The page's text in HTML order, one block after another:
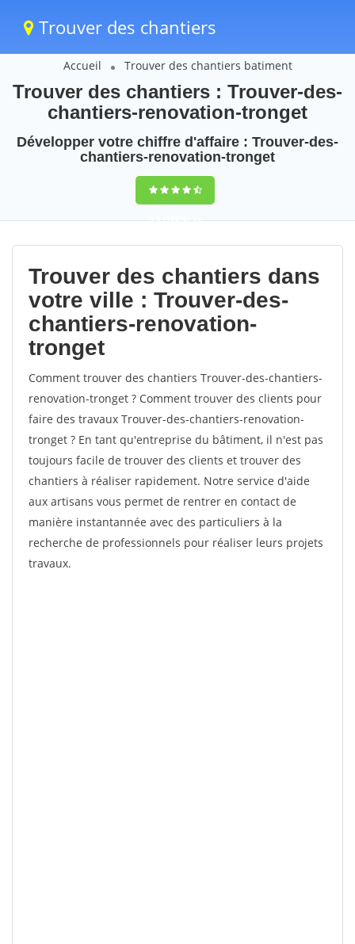
Trouver des chantiers
Accueil Trouver des chantiers batiment
Trouver des chantiers : Trouver-des-
chantiers-renovation-tronget
Développer votre chiffre d'affaire : Trouver-des-
chantiers-renovation-tronget
9,5(100%)73
votes
Trouver des chantiers dans
votre ville : Trouver-des-
chantiers-renovation-
tronget
Comment trouver des chantiers Trouver-des-chantiers-
renovation-tronget ? Comment trouver des clients pour
faire des travaux Trouver-des-chantiers-renovation-
tronget ? En tant qu'entreprise du bâtiment, il n'est pas
toujours facile de trouver des clients et trouver des
chantiers à réaliser rapidement. Notre service d'aide
aux artisans vous permet de rentrer en contact de
manière instantannée avec des particuliers à la
recherche de professionnels pour réaliser leurs projets
travaux.